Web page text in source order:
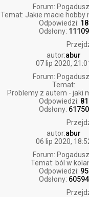
Forum:
Temat: Jakie macie hobby
Odpowiedzi: 18
Odsłony: 11109
autor:abur
07 lip 2020, 21:01
Forum:
Temat:
Problemy z autem - jaki
Odpowiedzi: 81
Odsłony: 61750
autor:abur
06 lip 2020,
Forum:
Temat: ból w
Odpowiedzi: 95
Odsłony: 60594